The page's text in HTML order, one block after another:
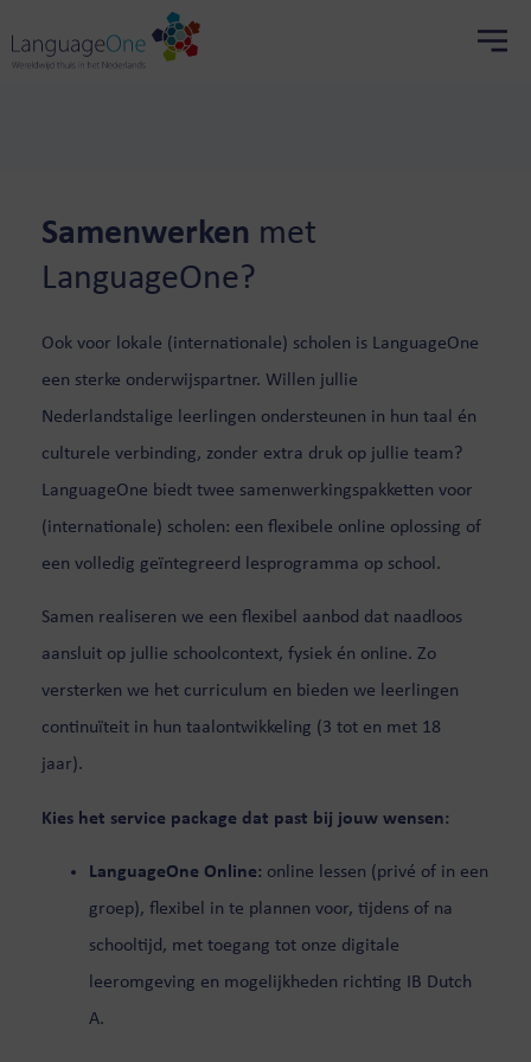
Samenwerken met
LanguageOne?
Ook voor lokale (internationale) scholen is LanguageOne
een sterke onderwijspartner. Willen jullie
Nederlandstalige leerlingen ondersteunen in hun taal én
culturele verbinding, zonder extra druk op jullie team?
LanguageOne biedt twee samenwerkingspakketten voor
(internationale) scholen: een flexibele online oplossing of
een volledig geïntegreerd lesprogramma op school.
Samen realiseren we een flexibel aanbod dat naadloos
aansluit op jullie schoolcontext, fysiek én online. Zo
versterken we het curriculum en bieden we leerlingen
continuïteit in hun taalontwikkeling (3 tot en met 18
jaar).
Kies het service package dat past bij jouw wensen:
LanguageOne Online: online lessen (privé of in een
groep), flexibel in te plannen voor, tijdens of na
schooltijd, met toegang tot onze digitale
leeromgeving en mogelijkheden richting IB Dutch
A.